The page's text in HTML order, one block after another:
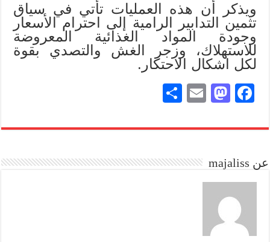
ويذكر أن هذه العمليات تأتي في سياق
تثمين التدابير الرامية إلى احترام الأسعار
وجودة المواد الغذائية المعروضة
للاستهلاك، وزجر الغش والتصدي بقوة
لكل اشكال الاحتكار.
Fa
bo
M
to
n
E
ail
re
عن majaliss